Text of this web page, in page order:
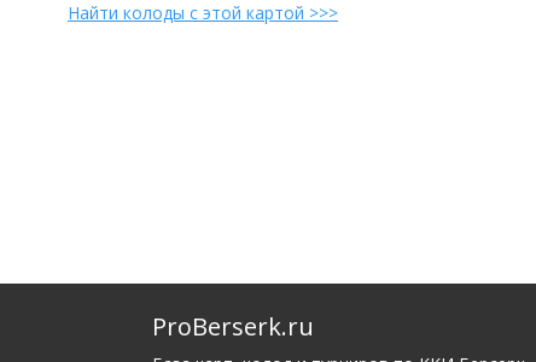
Найти колоды с этой картой >>>
ProBerserk.ru